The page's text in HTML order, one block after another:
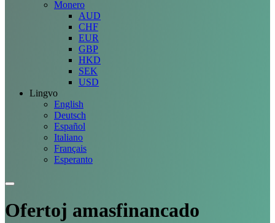
Monero
AUD
CHF
EUR
GBP
HKD
SEK
USD
Lingvo
English
Deutsch
Español
Italiano
Français
Esperanto
Ofertoj amasfinancado